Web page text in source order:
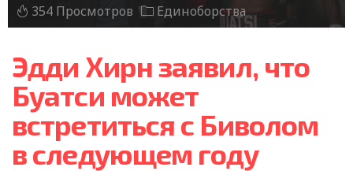
354 Просмотров Единоборства
Эдди Хирн заявил, что
Буатси может
встретиться с Биволом
в следующем году